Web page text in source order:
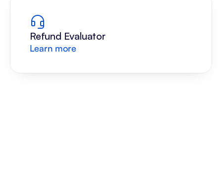
Refund Evaluator
Learn more